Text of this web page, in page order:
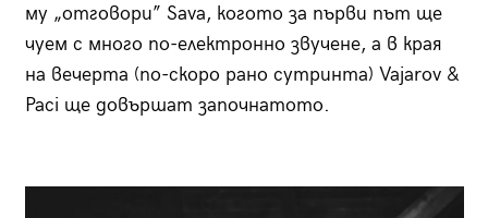
му „отговори” Sava, когото за първи път ще
чуем с много по-електронно звучене, а в края
на вечерта (по-скоро рано сутринта) Vajarov &
Paci ще довършат започнатото.